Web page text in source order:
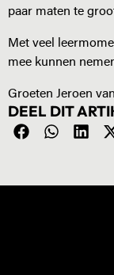
paar maten te
Met veel
mee kunnen
Groeten Jeroen
DEEL DIT